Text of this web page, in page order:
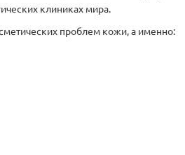
клиниках мира.
проблем кожи, а именно: